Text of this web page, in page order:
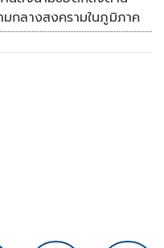
มกลางสงครามในภูมิภาค